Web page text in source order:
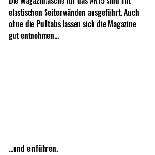
elastischen Seitenwänden ausgeführt. Auch
ohne die Pulltabs lassen sich die Magazine
gut entnehmen...
...und einführen.